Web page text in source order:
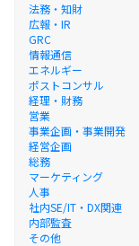
法務・知財
広報・IR
GRC
情報通信
エネルギー
ポストコンサル
経理・財務
営業
事業企画・事業開発
経営企画
総務
マーケティング
人事
社内SE/IT・DX関連
内部監査
その他